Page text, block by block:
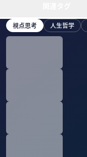
視点思考 人生哲学